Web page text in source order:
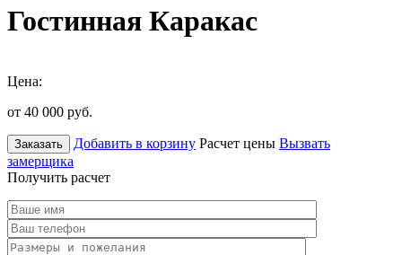
Гостинная Каракас
Цена:
от 40 000 руб.
Заказать Добавить в корзину Расчет цены Вызвать
замерщика
Получить расчет